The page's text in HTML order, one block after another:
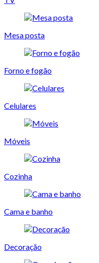
Mesa posta
Forno e fogão
Celulares
Móveis
Cozinha
Cama e banho
Decoração